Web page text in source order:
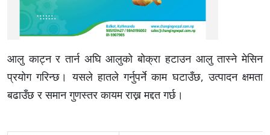
आलु काट्न र तार्न अघि आलुको बोक्रा हटाउन आलु तास्ने मेसिन
प्रयोग गरिन्छ। यसले हातले गर्नुपर्ने काम घटाउँछ, उत्पादन क्षमता
बढाउँछ र समान गुणस्तर कायम राख्न मद्दत गर्छ।